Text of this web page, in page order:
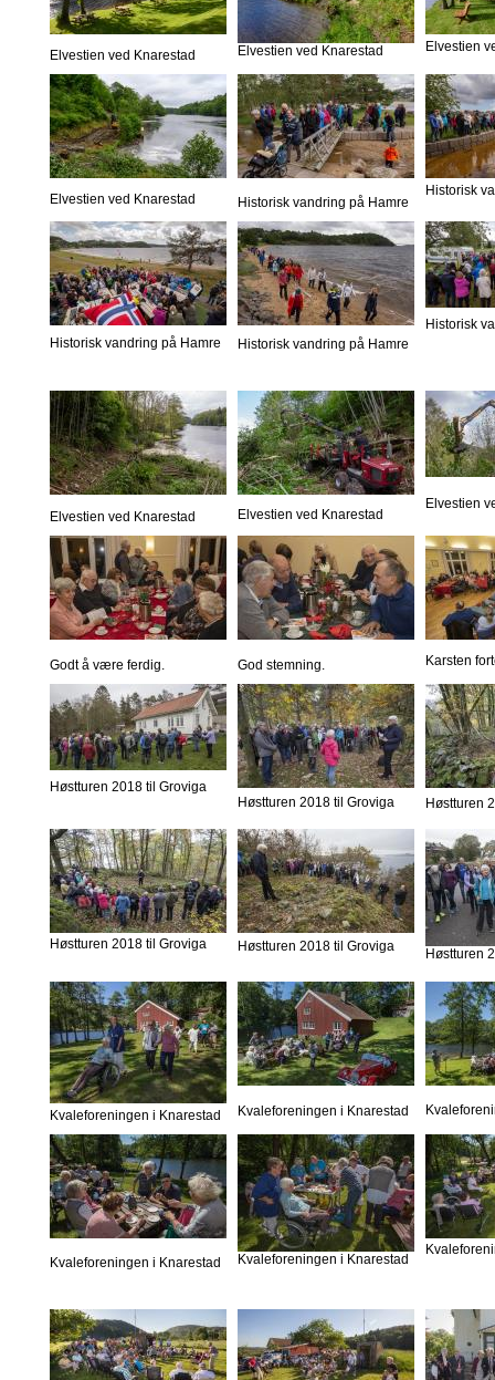
Elvestien ved Knarestad Elvestien ved Knarestad Elvestien
Elvestien ved Knarestad Historisk vandring på Hamre
Historisk
Historisk vandring på Hamre Historisk vandring på Hamre
Historisk
Elvestien ved Knarestad Elvestien ved Knarestad
Elvestien
Godt å være ferdig. God stemning. Karsten
Høstturen 2018 til Groviga
Høstturen 2018 til Groviga
Høstturen
Høstturen 2018 til Groviga Høstturen 2018 til Groviga Høstturen
Kvaleforeningen i Knarestad Kvaleforeningen i Knarestad
Kvaleforeningen i Knarestad Kvaleforeningen i Knarestad